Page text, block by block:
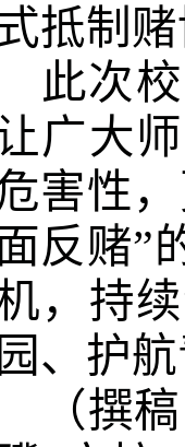
抵制
此次
广大
害性
反赌”
，持
园、护
（撰